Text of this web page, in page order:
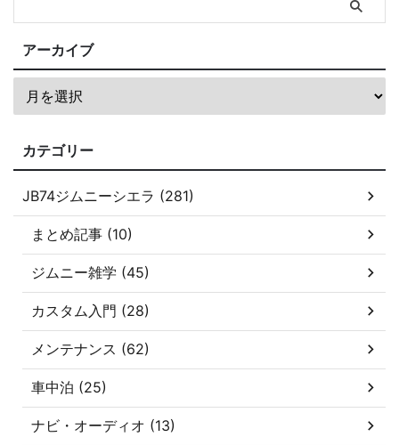
アーカイブ
カテゴリー
JB74ジムニーシエラ (281)
まとめ記事 (10)
ジムニー雑学 (45)
カスタム入門 (28)
メンテナンス (62)
車中泊 (25)
ナビ・オーディオ (13)